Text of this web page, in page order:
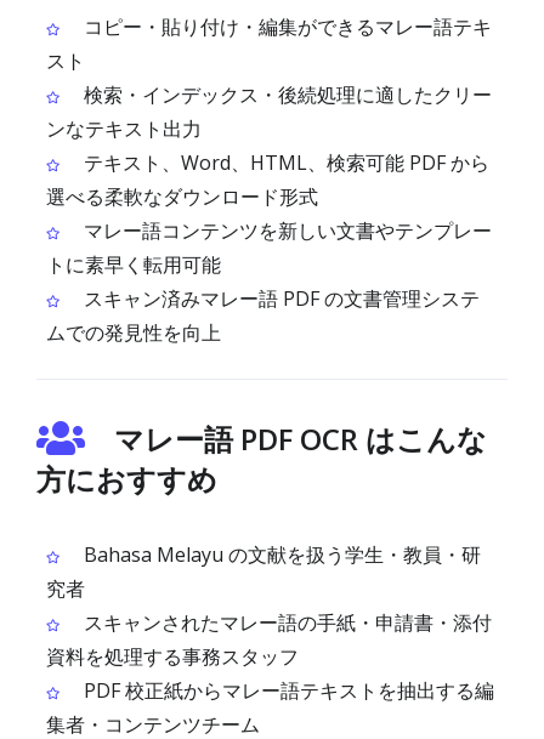
コピー・貼り付け・編集ができるマレー語テキ
スト
検索・インデックス・後続処理に適したクリー
ンなテキスト出力
テキスト、Word、HTML、検索可能 PDF から
選べる柔軟なダウンロード形式
マレー語コンテンツを新しい文書やテンプレー
トに素早く転用可能
スキャン済みマレー語 PDF の文書管理システ
ムでの発見性を向上
マレー語 PDF OCR はこんな
方におすすめ
Bahasa Melayu の文献を扱う学生・教員・研
究者
スキャンされたマレー語の手紙・申請書・添付
資料を処理する事務スタッフ
PDF 校正紙からマレー語テキストを抽出する編
集者・コンテンツチーム